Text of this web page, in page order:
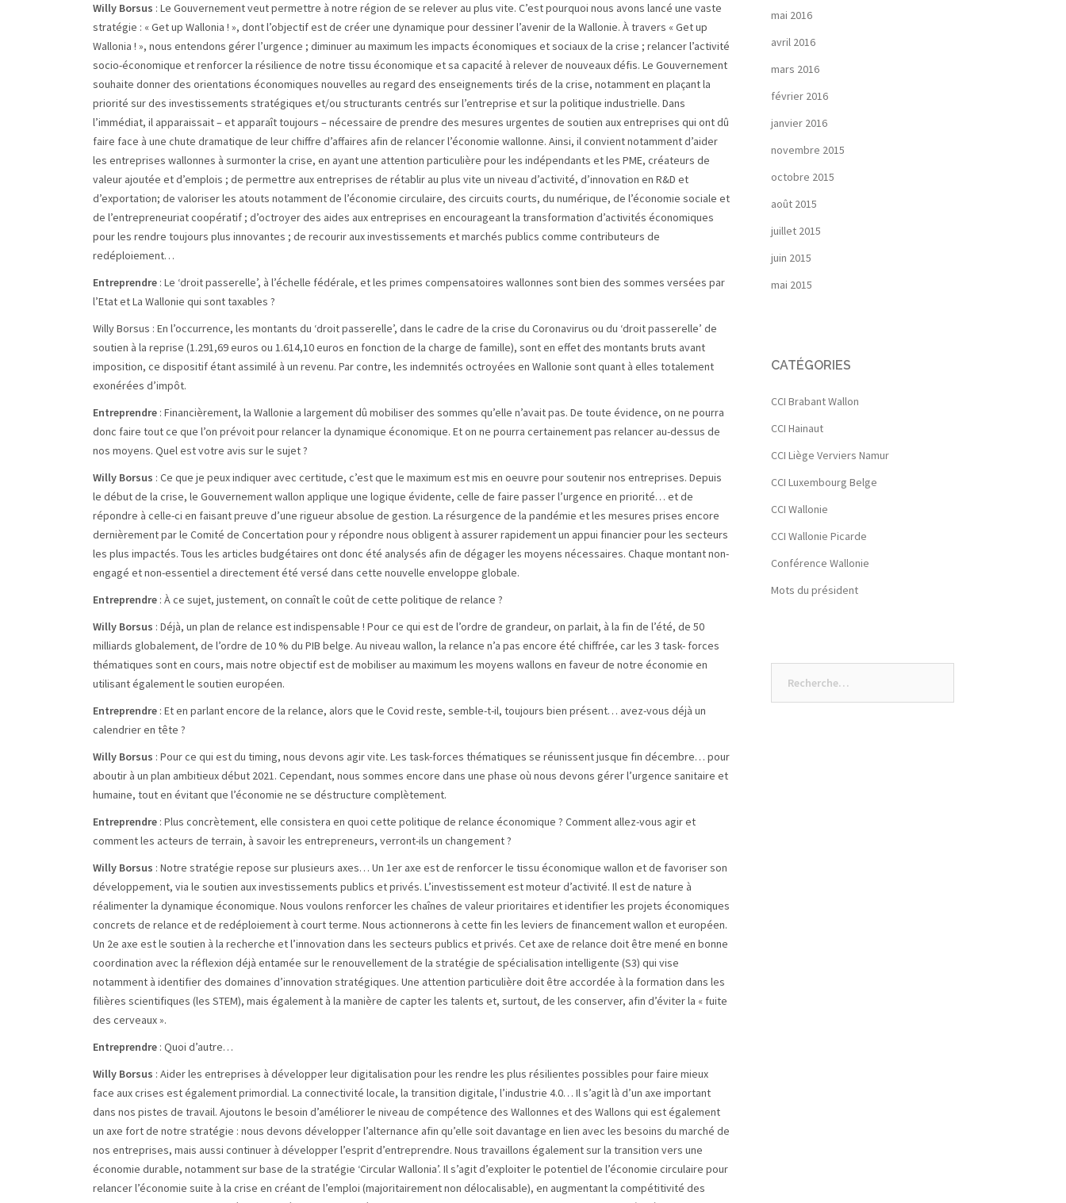
Willy Borsus : Le Gouvernement veut permettre à notre région de se relever au plus vite. C’est pourquoi nous avons lancé une vaste
stratégie : « Get up Wallonia ! », dont l’objectif est de créer une dynamique pour dessiner l’avenir de la Wallonie. À travers « Get up
Wallonia ! », nous entendons gérer l’urgence ; diminuer au maximum les impacts économiques et sociaux de la crise ; relancer l’activité
socio-économique et renforcer la résilience de notre tissu économique et sa capacité à relever de nouveaux défis. Le Gouvernement
souhaite donner des orientations économiques nouvelles au regard des enseignements tirés de la crise, notamment en plaçant la
priorité sur des investissements stratégiques et/ou structurants centrés sur l’entreprise et sur la politique industrielle. Dans
l’immédiat, il apparaissait – et apparaît toujours – nécessaire de prendre des mesures urgentes de soutien aux entreprises qui ont dû
faire face à une chute dramatique de leur chiffre d’affaires afin de relancer l’économie wallonne. Ainsi, il convient notamment d’aider
les entreprises wallonnes à surmonter la crise, en ayant une attention particulière pour les indépendants et les PME, créateurs de
valeur ajoutée et d’emplois ; de permettre aux entreprises de rétablir au plus vite un niveau d’activité, d’innovation en R&D et
d’exportation; de valoriser les atouts notamment de l’économie circulaire, des circuits courts, du numérique, de l’économie sociale et
de l’entrepreneuriat coopératif ; d’octroyer des aides aux entreprises en encourageant la transformation d’activités économiques
pour les rendre toujours plus innovantes ; de recourir aux investissements et marchés publics comme contributeurs de
redéploiement…
Entreprendre : Le ‘droit passerelle’, à l’échelle fédérale, et les primes compensatoires wallonnes sont bien des sommes versées par
l’Etat et La Wallonie qui sont taxables ?
Willy Borsus : En l’occurrence, les montants du ‘droit passerelle’, dans le cadre de la crise du Coronavirus ou du ‘droit passerelle’ de
soutien à la reprise (1.291,69 euros ou 1.614,10 euros en fonction de la charge de famille), sont en effet des montants bruts avant
imposition, ce dispositif étant assimilé à un revenu. Par contre, les indemnités octroyées en Wallonie sont quant à elles totalement
exonérées d’impôt.
Entreprendre : Financièrement, la Wallonie a largement dû mobiliser des sommes qu’elle n’avait pas. De toute évidence, on ne pourra
donc faire tout ce que l’on prévoit pour relancer la dynamique économique. Et on ne pourra certainement pas relancer au-dessus de
nos moyens. Quel est votre avis sur le sujet ?
Willy Borsus : Ce que je peux indiquer avec certitude, c’est que le maximum est mis en oeuvre pour soutenir nos entreprises. Depuis
le début de la crise, le Gouvernement wallon applique une logique évidente, celle de faire passer l’urgence en priorité… et de
répondre à celle-ci en faisant preuve d’une rigueur absolue de gestion. La résurgence de la pandémie et les mesures prises encore
dernièrement par le Comité de Concertation pour y répondre nous obligent à assurer rapidement un appui financier pour les secteurs
les plus impactés. Tous les articles budgétaires ont donc été analysés afin de dégager les moyens nécessaires. Chaque montant non-
engagé et non-essentiel a directement été versé dans cette nouvelle enveloppe globale.
Entreprendre : À ce sujet, justement, on connaît le coût de cette politique de relance ?
Willy Borsus : Déjà, un plan de relance est indispensable ! Pour ce qui est de l’ordre de grandeur, on parlait, à la fin de l’été, de 50
milliards globalement, de l’ordre de 10 % du PIB belge. Au niveau wallon, la relance n’a pas encore été chiffrée, car les 3 task- forces
thématiques sont en cours, mais notre objectif est de mobiliser au maximum les moyens wallons en faveur de notre économie en
utilisant également le soutien européen.
Entreprendre : Et en parlant encore de la relance, alors que le Covid reste, semble-t-il, toujours bien présent… avez-vous déjà un
calendrier en tête ?
Willy Borsus : Pour ce qui est du timing, nous devons agir vite. Les task-forces thématiques se réunissent jusque fin décembre… pour
aboutir à un plan ambitieux début 2021. Cependant, nous sommes encore dans une phase où nous devons gérer l’urgence sanitaire et
humaine, tout en évitant que l’économie ne se déstructure complètement.
Entreprendre : Plus concrètement, elle consistera en quoi cette politique de relance économique ? Comment allez-vous agir et
comment les acteurs de terrain, à savoir les entrepreneurs, verront-ils un changement ?
Willy Borsus : Notre stratégie repose sur plusieurs axes… Un 1er axe est de renforcer le tissu économique wallon et de favoriser son
développement, via le soutien aux investissements publics et privés. L’investissement est moteur d’activité. Il est de nature à
réalimenter la dynamique économique. Nous voulons renforcer les chaînes de valeur prioritaires et identifier les projets économiques
concrets de relance et de redéploiement à court terme. Nous actionnerons à cette fin les leviers de financement wallon et européen.
Un 2e axe est le soutien à la recherche et l’innovation dans les secteurs publics et privés. Cet axe de relance doit être mené en bonne
coordination avec la réflexion déjà entamée sur le renouvellement de la stratégie de spécialisation intelligente (S3) qui vise
notamment à identifier des domaines d’innovation stratégiques. Une attention particulière doit être accordée à la formation dans les
filières scientifiques (les STEM), mais également à la manière de capter les talents et, surtout, de les conserver, afin d’éviter la « fuite
des cerveaux ».
Entreprendre : Quoi d’autre…
Willy Borsus : Aider les entreprises à développer leur digitalisation pour les rendre les plus résilientes possibles pour faire mieux
face aux crises est également primordial. La connectivité locale, la transition digitale, l’industrie 4.0… Il s’agit là d’un axe important
dans nos pistes de travail. Ajoutons le besoin d’améliorer le niveau de compétence des Wallonnes et des Wallons qui est également
un axe fort de notre stratégie : nous devons développer l’alternance afin qu’elle soit davantage en lien avec les besoins du marché de
nos entreprises, mais aussi continuer à développer l’esprit d’entreprendre. Nous travaillons également sur la transition vers une
économie durable, notamment sur base de la stratégie ‘Circular Wallonia’. Il s’agit d’exploiter le potentiel de l’économie circulaire pour
relancer l’économie suite à la crise en créant de l’emploi (majoritairement non délocalisable), en augmentant la compétitivité des
mai 2016
avril 2016
mars 2016
février 2016
janvier 2016
novembre 2015
octobre 2015
août 2015
juillet 2015
juin 2015
mai 2015
CATÉGORIES
CCI Brabant Wallon
CCI Hainaut
CCI Liège Verviers Namur
CCI Luxembourg Belge
CCI Wallonie
CCI Wallonie Picarde
Conférence Wallonie
Mots du président